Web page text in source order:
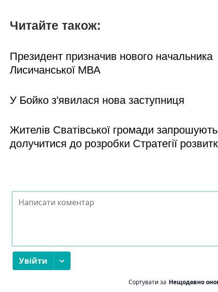
Читайте також:
Президент призначив нового начальника
Лисичанської МВА
У Бойко з'явилася нова заступниця
Жителів Сватівської громади запрошують
долучитися до розробки Стратегії